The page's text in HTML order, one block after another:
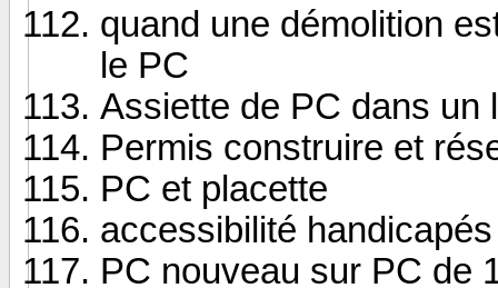
quand une démolition
le PC
Assiette de PC dans un
Permis construire et
PC et placette
accessibilité handicapés
PC nouveau sur PC de